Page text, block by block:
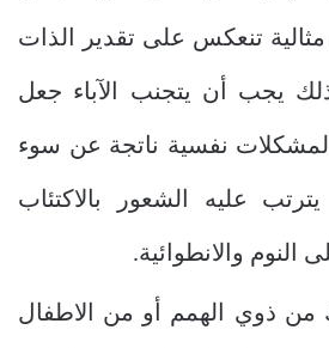
مثالية تنعكس على تقدير الذات
يجب أن يتجنب الآباء جعل
نفسية ناتجة عن سوء
يترتب عليه الشعور بالاكتئاب
النوم والانطوائية.
من ذوي الهمم أو من الاطفال